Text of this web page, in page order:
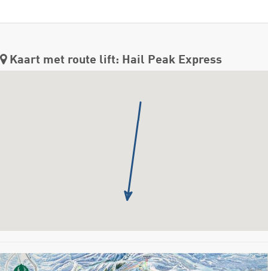
Kaart met route lift: Hail Peak Express